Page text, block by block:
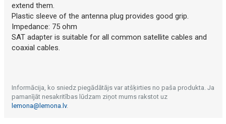
extend them.
Plastic sleeve of the antenna plug provides good grip.
Impedance: 75 ohm
SAT adapter is suitable for all common satellite cables and
coaxial cables.
Informācija, ko sniedz piegādātājs var atšķirties no paša produkta. Ja
pamanījāt nesakritības lūdzam ziņot mums rakstot uz
lemona@lemona.lv.